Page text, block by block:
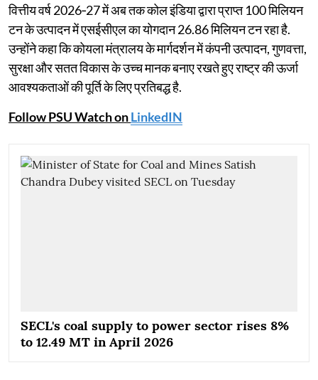
वित्तीय वर्ष 2026‑27 में अब तक कोल इंडिया द्वारा प्राप्त 100 मिलियन
टन के उत्पादन में एसईसीएल का योगदान 26.86 मिलियन टन रहा है.
उन्होंने कहा कि कोयला मंत्रालय के मार्गदर्शन में कंपनी उत्पादन, गुणवत्ता,
सुरक्षा और सतत विकास के उच्च मानक बनाए रखते हुए राष्ट्र की ऊर्जा
आवश्यकताओं की पूर्ति के लिए प्रतिबद्ध है.
Follow PSU Watch onLinkedIN
SECL's coal supply to power sector rises 8%
to 12.49 MT in April 2026